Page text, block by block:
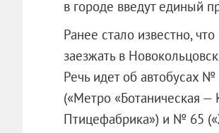
в городе введут единый
Ранее стало известно,
заезжать в
Речь идет об автобусах
(«Метро «Ботаническая
Птицефабрика») и № 65